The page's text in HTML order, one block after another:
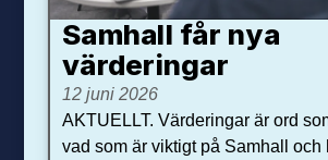
Samhall får nya
värdering­ar
12 juni 2026
AKTUELLT. Värderingar är ord
vad som är viktigt på Samhall och